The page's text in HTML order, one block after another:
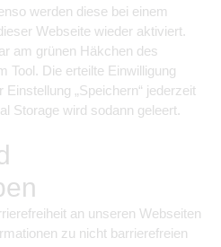
werden diese bei einem
Webseite wieder aktiviert.
am grünen Häkchen des
Tool. Die erteilte Einwilligung
„Speichern“ jederzeit
Storage wird sodann geleert.
an unseren Webseiten
zu nicht barrierefreien